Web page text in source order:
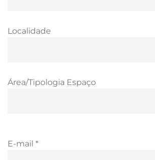
Localidade
Área/Tipologia Espaço
E-mail *